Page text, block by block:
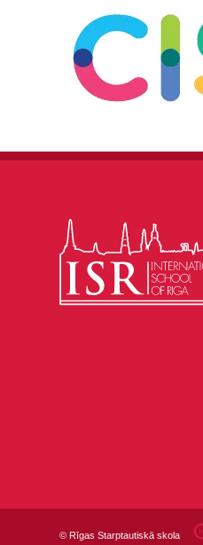
© Rīgas Starptautiskā skola